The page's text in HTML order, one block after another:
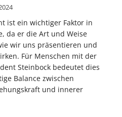
ist ein wichtiger Faktor in
da er die Art und Weise
wir uns präsentieren und
Für Menschen mit der
Steinbock bedeutet dies
Balance zwischen
und innerer